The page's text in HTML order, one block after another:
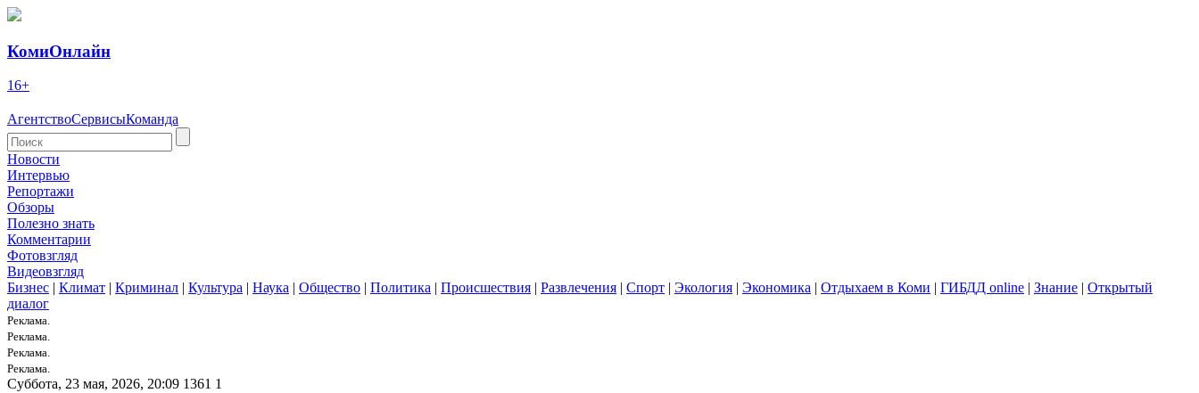
КомиОнлайн
16+
АгентствоСервисыКоманда
Новости
Интервью
Репортажи
Обзоры
Полезно знать
Комментарии
Фотовзгляд
Видеовзгляд
Бизнес | Климат | Криминал | Культура | Наука | Общество | Политика | Происшествия | Развлечения | Спорт | Экология | Экономика | Отдыхаем в Коми | ГИБДД online | Знание | Открытый
диалог
Реклама.
Реклама.
Реклама.
Реклама.
Суббота, 23 мая, 2026, 20:09 1361 1